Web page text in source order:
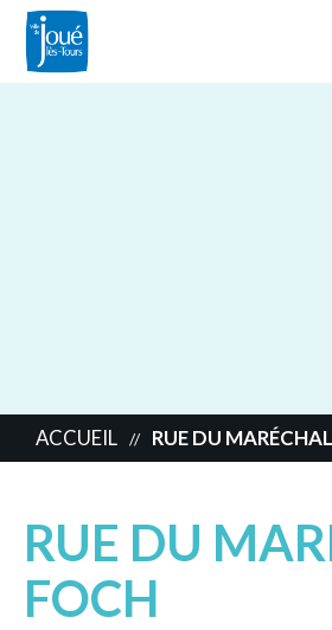
ACCUEIL // RUE DU
RUE DU
FOCH